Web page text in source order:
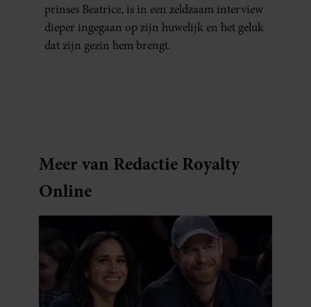
prinses Beatrice, is in een zeldzaam interview
dieper ingegaan op zijn huwelijk en het geluk
dat zijn gezin hem brengt.
Meer van Redactie Royalty
Online